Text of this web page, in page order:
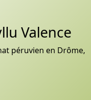
Valence
péruvien en Drôme,